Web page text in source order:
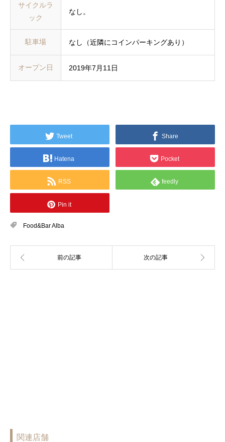
サイクルラ
ック
なし。
駐車場 なし（近隣にコインパーキングあり）
オープン日 2019年7月11日
Tweet Share
Hatena Pocket
RSS feedly
Pin it
Food&Bar Alba
関連店舗